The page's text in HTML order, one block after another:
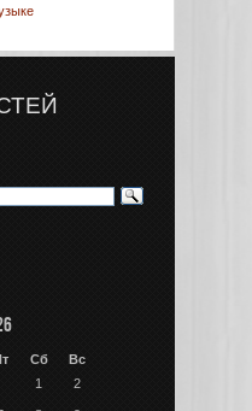
Сб
Вс
1
2